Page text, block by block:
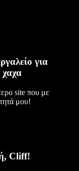
για
χαχα
site που με
μου!
Cliff!